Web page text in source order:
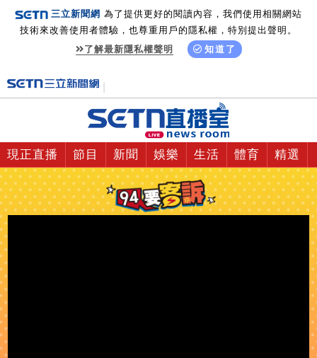
三立新聞網 為了提供更好的閱讀內容，我們使用相關網站
技術來改善使用者體驗，也尊重用戶的隱私權，特別提出聲明。
了解最新隱私權聲明
知道了
現正直播 節目 新聞 娛樂 生活 體育 精選